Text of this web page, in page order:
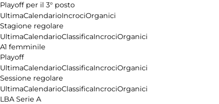
Playoff per il 3° posto
UltimaCalendarioIncrociOrganici
Stagione regolare
UltimaCalendarioClassificaIncrociOrganici
A1 femminile
Playoff
UltimaCalendarioClassificaIncrociOrganici
Sessione regolare
UltimaCalendarioClassificaIncrociOrganici
LBA Serie A